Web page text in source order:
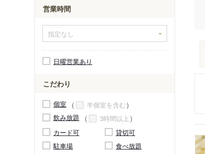
営業時間
日曜営業あり
こだわり
個室
半個室を含む
飲み放題
3時間以上
カード可
貸切可
駐車場
食べ放題